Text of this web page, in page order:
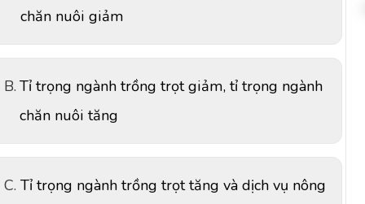
chăn nuôi giảm
B. Tỉ trọng ngành trồng trọt giảm, tỉ trọng ngành
chăn nuôi tăng
C. Tỉ trọng ngành trồng trọt tăng và dịch vụ nông